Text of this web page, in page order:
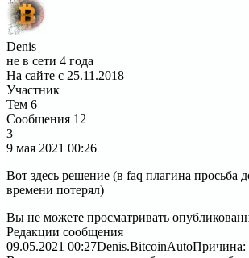
Denis
не в сети 4 года
На сайте с 25.11.2018
Участник
Тем 6
Сообщения 12
3
9 мая 2021 00:26
Вот здесь решение (в faq плагина просьба
времени потерял)
Вы не можете просматривать
Редакции сообщения
09.05.2021 00:27Denis.BitcoinAutoПричина: